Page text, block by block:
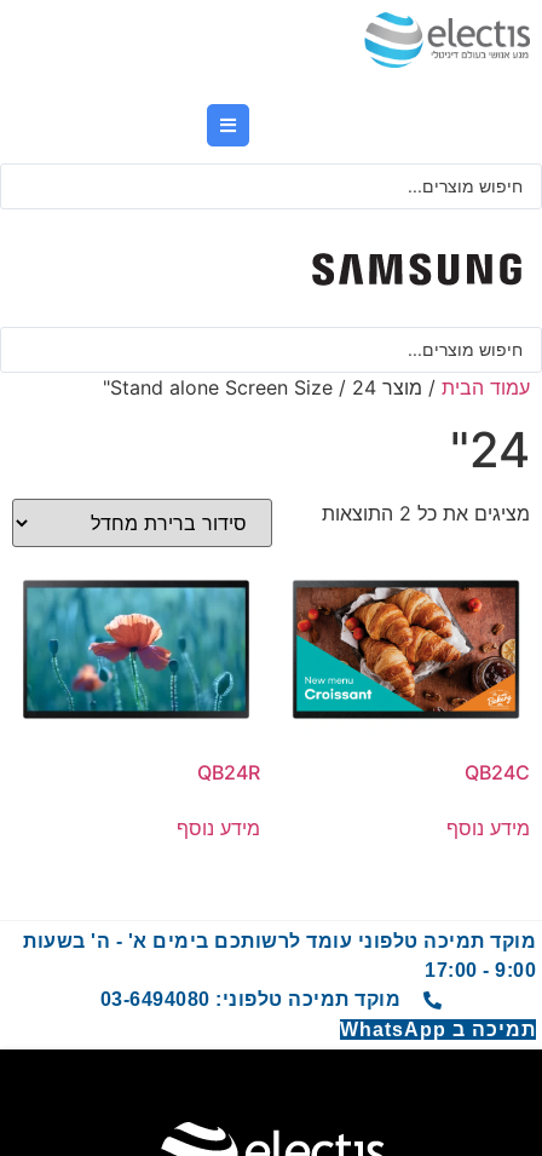
לתוכן
Search
Search
עמוד הבית / מוצר Stand alone Screen Size / 24"
24"
מציגים את כל ⁦2⁩ התוצאות
QB24C
מידע נוסף
QB24R
מידע נוסף
מוקד תמיכה טלפוני עומד לרשותכם בימים א' - ה' בשעות
9:00 - 17:00
מוקד תמיכה טלפוני: 03-6494080
תמיכה ב WhatsApp